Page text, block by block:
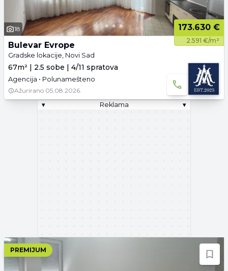
18 173.630 €
2.591 €/m²
Bulevar Evrope
Gradske lokacije, Novi Sad
67m² | 2.5 sobe | 4/11 spratova
Agencija • Polunamešteno
Ažurirano 05.08.2026.
▾
Reklama ▾
PREMIJUM